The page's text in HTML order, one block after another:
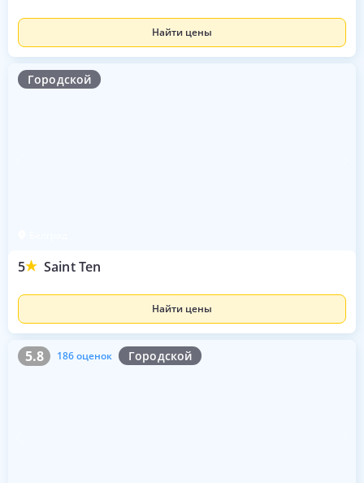
Найти цены
Городской
5 Saint Ten
Найти цены
5.8 186 оценок Городской
5.8 186 оценок